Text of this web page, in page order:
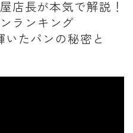
店長が本気で解説！
ランキング
いたパンの秘密と